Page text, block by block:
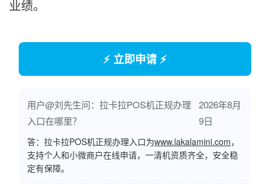
业绩。
⚡ 立即申请 ⚡
用户@刘先生问：拉卡拉POS机正规办理
入口在哪里？
2026年8月
9日
答：拉卡拉POS机正规办理入口为www.lakalamini.com，
支持个人和小微商户在线申请，一清机资质齐全，安全稳
定有保障。